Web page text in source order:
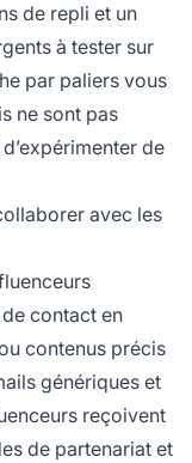
de repli et un
à tester sur
par paliers vous
ne sont pas
de
avec les
contact en
contenus précis
génériques et
reçoivent
de partenariat et